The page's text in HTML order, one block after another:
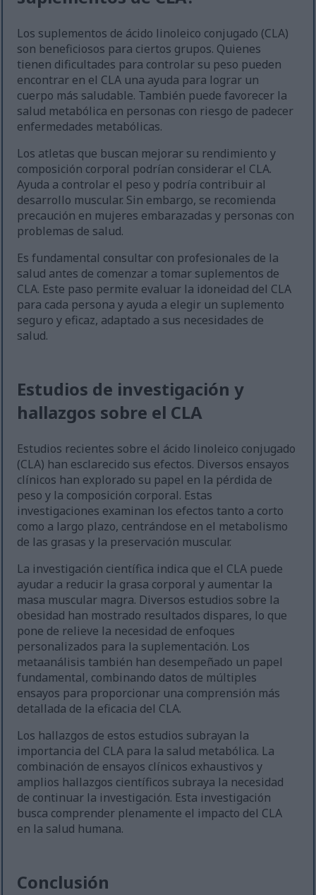
Los suplementos de ácido linoleico conjugado (CLA)
son beneficiosos para ciertos grupos. Quienes
tienen dificultades para controlar su peso pueden
encontrar en el CLA una ayuda para lograr un
cuerpo más saludable. También puede favorecer la
salud metabólica en personas con riesgo de padecer
enfermedades metabólicas.
Los atletas que buscan mejorar su rendimiento y
composición corporal podrían considerar el CLA.
Ayuda a controlar el peso y podría contribuir al
desarrollo muscular. Sin embargo, se recomienda
precaución en mujeres embarazadas y personas con
problemas de salud.
Es fundamental consultar con profesionales de la
salud antes de comenzar a tomar suplementos de
CLA. Este paso permite evaluar la idoneidad del CLA
para cada persona y ayuda a elegir un suplemento
seguro y eficaz, adaptado a sus necesidades de
salud.
Estudios de investigación y
hallazgos sobre el CLA
Estudios recientes sobre el ácido linoleico conjugado
(CLA) han esclarecido sus efectos. Diversos ensayos
clínicos han explorado su papel en la pérdida de
peso y la composición corporal. Estas
investigaciones examinan los efectos tanto a corto
como a largo plazo, centrándose en el metabolismo
de las grasas y la preservación muscular.
La investigación científica indica que el CLA puede
ayudar a reducir la grasa corporal y aumentar la
masa muscular magra. Diversos estudios sobre la
obesidad han mostrado resultados dispares, lo que
pone de relieve la necesidad de enfoques
personalizados para la suplementación. Los
metaanálisis también han desempeñado un papel
fundamental, combinando datos de múltiples
ensayos para proporcionar una comprensión más
detallada de la eficacia del CLA.
Los hallazgos de estos estudios subrayan la
importancia del CLA para la salud metabólica. La
combinación de ensayos clínicos exhaustivos y
amplios hallazgos científicos subraya la necesidad
de continuar la investigación. Esta investigación
busca comprender plenamente el impacto del CLA
en la salud humana.
Conclusión